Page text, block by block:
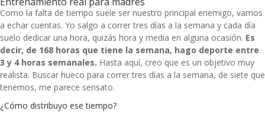
Como la falta de tiempo suele ser nuestro principal enemigo, vamos
a echar cuentas. Yo salgo a correr tres días a la semana y cada día
suelo dedicar una hora, quizás hora y media en alguna ocasión. Es
decir, de 168 horas que tiene la semana, hago deporte entre
3 y 4 horas semanales. Hasta aquí, creo que es un objetivo muy
realista. Buscar hueco para correr tres días a la semana, de siete que
tenemos, me parece sensato.
¿Cómo distribuyo ese tiempo?